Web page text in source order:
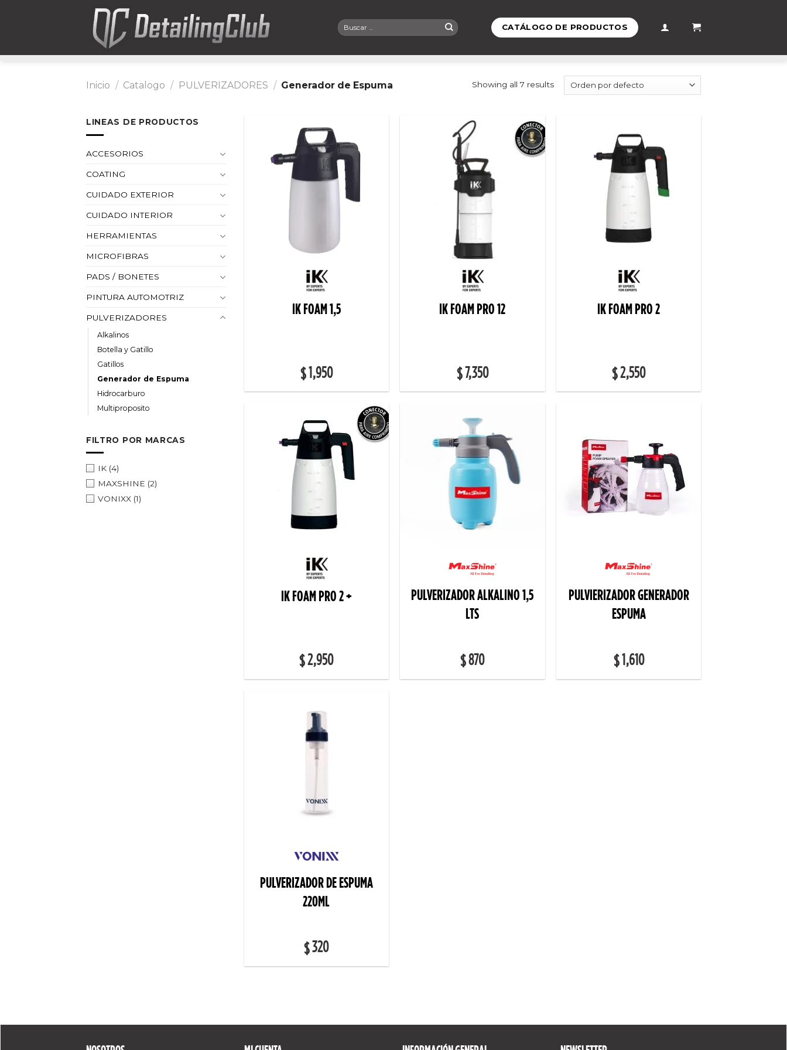
Buscar
por:
CATÁLOGO DE PRODUCTOS
Inicio / Catalogo / PULVERIZADORES / Generador de Espuma Showing all 7 results
LINEAS DE PRODUCTOS
ACCESORIOS
COATING
CUIDADO EXTERIOR
CUIDADO INTERIOR
HERRAMIENTAS
MICROFIBRAS
PADS / BONETES
PINTURA AUTOMOTRIZ
PULVERIZADORES
Alkalinos
Botella y Gatillo
Gatillos
Generador de Espuma
Hidrocarburo
Multiproposito
FILTRO POR MARCAS
IK (4)
MAXSHINE (2)
VONIXX (1)
IK FOAM 1,5
$1,950
IK FOAM PRO 12
$7,350
IK FOAM PRO 2
$2,550
IK FOAM PRO 2 +
$2,950
PULVERIZADOR ALKALINO 1,5
LTS
$870
PULVIERIZADOR GENERADOR
ESPUMA
$1,610
PULVERIZADOR DE ESPUMA
220ML
$320